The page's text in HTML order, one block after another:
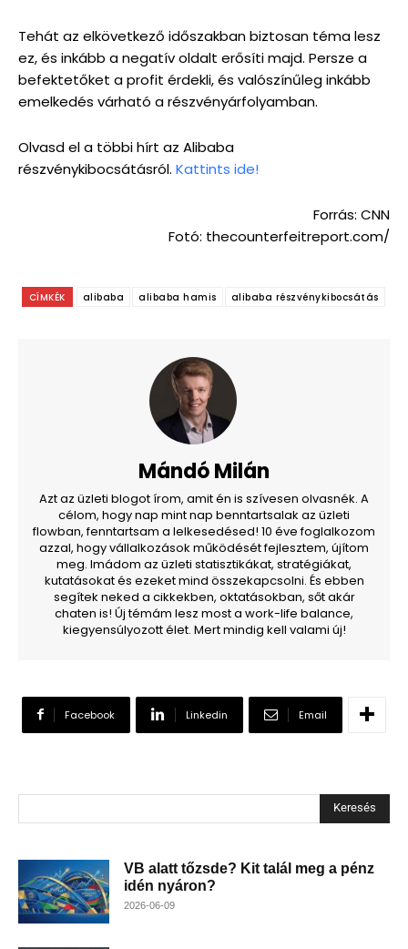
Tehát az elkövetkező időszakban biztosan téma lesz
ez, és inkább a negatív oldalt erősíti majd. Persze a
befektetőket a profit érdekli, és valószínűleg inkább
emelkedés várható a részvényárfolyamban.
Olvasd el a többi hírt az Alibaba
részvénykibocsátásról. Kattints ide!
Forrás: CNN
Fotó: thecounterfeitreport.com/
CÍMKÉK alibaba alibaba hamis alibaba részvénykibocsátás
Mándó Milán
Azt az üzleti blogot írom, amit én is szívesen olvasnék. A
célom, hogy nap mint nap benntartsalak az üzleti
flowban, fenntartsam a lelkesedésed! 10 éve foglalkozom
azzal, hogy vállalkozások működését fejlesztem, újítom
meg. Imádom az üzleti statisztikákat, stratégiákat,
kutatásokat és ezeket mind összekapcsolni. És ebben
segítek neked a cikkekben, oktatásokban, sőt akár
chaten is! Új témám lesz most a work-life balance,
kiegyensúlyozott élet. Mert mindig kell valami új!
Facebook Linkedin Email
Keresés
VB alatt tőzsde? Kit talál meg a pénz
idén nyáron?
2026-06-09